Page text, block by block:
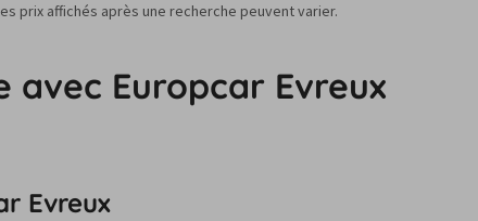
prix affichés après une recherche peuvent varier.
avec Europcar Evreux
Evreux